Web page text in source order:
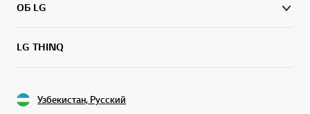
ОБ LG
LG THINQ
Узбекистан, Русский